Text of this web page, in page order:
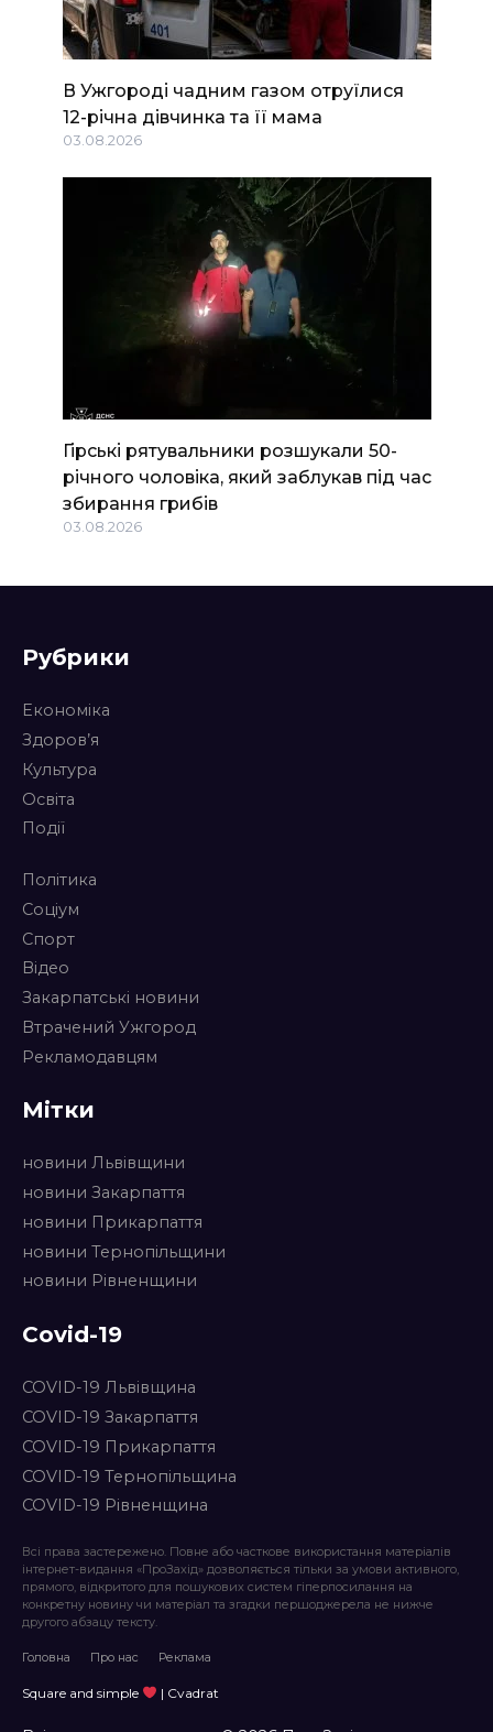
В Ужгороді чадним газом отруїлися
12-річна дівчинка та її мама
03.08.2026
Гірські рятувальники розшукали 50-
річного чоловіка, який заблукав під час
збирання грибів
03.08.2026
Рубрики
Економіка
Здоров’я
Культура
Освіта
Події
Політика
Соціум
Спорт
Відео
Закарпатські новини
Втрачений Ужгород
Рекламодавцям
Мітки
новини Львівщини
новини Закарпаття
новини Прикарпаття
новини Тернопільщини
новини Рівненщини
Covid-19
COVID-19 Львівщина
COVID-19 Закарпаття
COVID-19 Прикарпаття
COVID-19 Тернопільщина
COVID-19 Рівненщина
Всі права застережено. Повне або часткове використання матеріалів
інтернет-видання «ПроЗахід» дозволяється тільки за умови активного,
прямого, відкритого для пошукових систем гіперпосилання на
конкретну новину чи матеріал та згадки першоджерела не нижче
другого абзацу тексту.
Головна Про нас Реклама
Square and simple | Cvadrat